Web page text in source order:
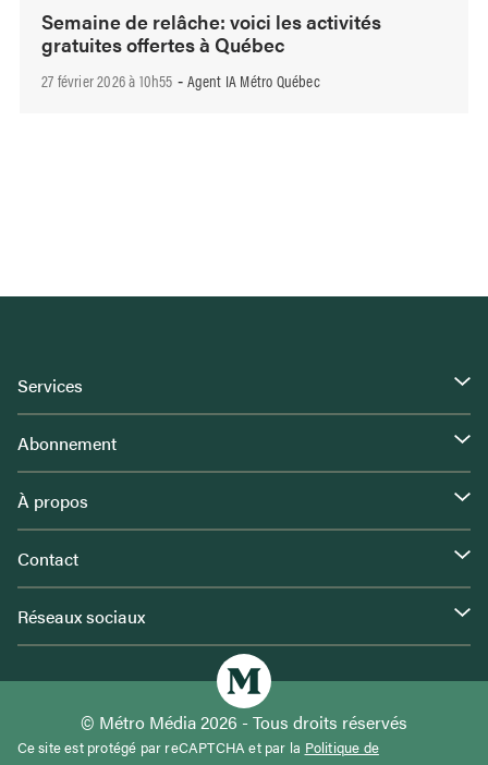
Semaine de relâche: voici les activités
gratuites offertes à Québec
27 février 2026 à 10h55 - Agent IA Métro Québec
Services
Abonnement
À propos
Contact
Réseaux sociaux
© Métro Média 2026 - Tous droits réservés
Ce site est protégé par reCAPTCHA et par la Politique de